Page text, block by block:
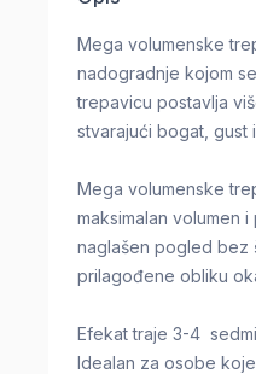
Mega volumenske
nadogradnje kojom
trepavicu postavlja
stvarajući bogat, gust
Mega volumenske
maksimalan volumen i
naglašen pogled bez
prilagođene obliku
Efekat traje 3-4
Idealan za osobe